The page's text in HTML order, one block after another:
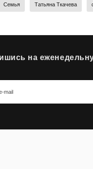
Семья Татьяна Ткачева
на